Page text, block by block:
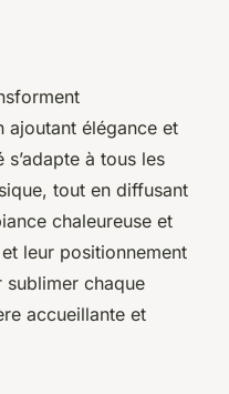
:
ajoutant élégance et
à tous les
tout en diffusant
chaleureuse et
leur positionnement
chaque
accueillante et